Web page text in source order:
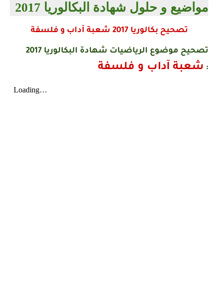
مواضيع و حلول شهادة البكالوريا 2017
تصحيح بكالوريا 2017 شعبة آداب و فلسفة
تصحيح موضوع الرياضيات شهادة البكالوريا 2017
: شعبة آداب و فلسفة